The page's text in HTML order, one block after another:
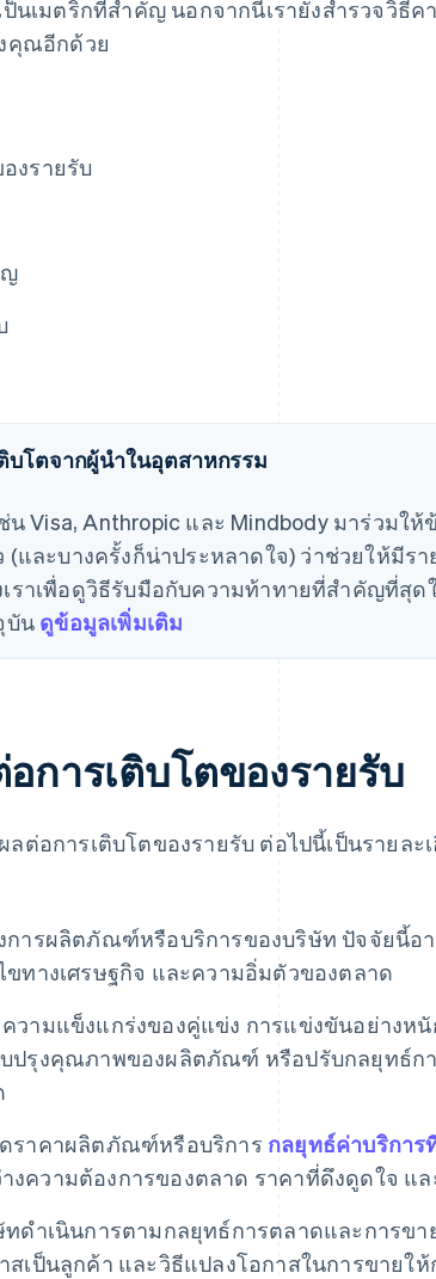
นเมตริกที่สําคัญ นอกจากนี้เรายังสํารวจวิธี
คุณอีกด้วย
งรายรับ
ญ
บโตจากผู้นำในอุตสาหกรรม
Visa, Anthropic และ Mindbody มาร่วมให้
ละบางครั้งก็น่าประหลาดใจ) ว่าช่วยให้มีรา
ราเพื่อดูวิธีรับมือกับความท้าทายที่สำคัญที่สุด
บัน ดูข้อมูลเพิ่มเติม
การเติบโตของรายรับ
ต่อการเติบโตของรายรับ ต่อไปนี้เป็นรายละ
การผลิตภัณฑ์หรือบริการของบริษัท ปัจจัยนี้อ
ทางเศรษฐกิจ และความอิ่มตัวของตลาด
วามแข็งแกร่งของคู่แข่ง การแข่งขันอย่างหนั
ปรุงคุณภาพของผลิตภัณฑ์ หรือปรับกลยุทธ์ก
ราคาผลิตภัณฑ์หรือบริการ กลยุทธ์ค่าบริการ
งความต้องการของตลาด ราคาที่ดึงดูดใจ แ
ทดําเนินการตามกลยุทธ์การตลาดและการขา
สเป็นลูกค้า และวิธีแปลงโอกาสในการขายให้